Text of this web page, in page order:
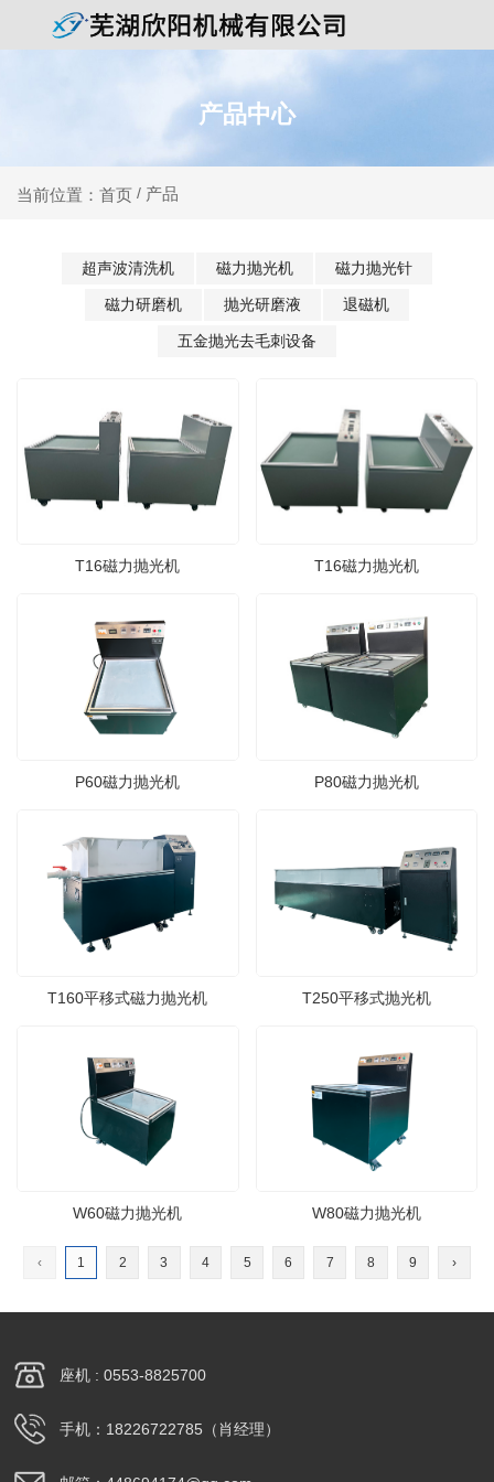
产品中心
当前位置：首页 / 产品
超声波清洗机 磁力抛光机 磁力抛光针
磁力研磨机 抛光研磨液 退磁机
五金抛光去毛刺设备
T16磁力抛光机 T16磁力抛光机
P60磁力抛光机 P80磁力抛光机
T160平移式磁力抛光机 T250平移式抛光机
W60磁力抛光机 W80磁力抛光机
‹ 1 2 3 4 5 6 7 8 9 ›
座机 : 0553-8825700
手机：18226722785（肖经理）